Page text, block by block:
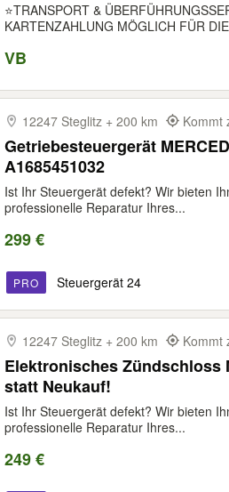
⭐️TRANSPORT &
KARTENZAHLUNG MÖGLICH FÜR
VB
12247 Steglitz + 200 km Kommt
Getriebesteuergerät
A1685451032
Ist Ihr Steuergerät defekt? Wir bieten
professionelle Reparatur Ihres...
299 €
PRO Steuergerät 24
12247 Steglitz + 200 km Kommt
Elektronisches Zündschloss
statt Neukauf!
Ist Ihr Steuergerät defekt? Wir bieten
professionelle Reparatur Ihres...
249 €